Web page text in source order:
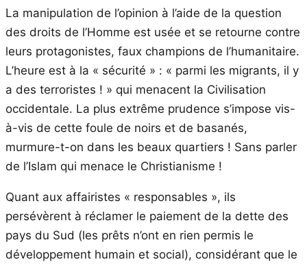
La manipulation de l’opinion à l’aide de la question
des droits de l’Homme est usée et se retourne contre
leurs protagonistes, faux champions de l’humanitaire.
L’heure est à la « sécurité » : « parmi les migrants, il y
a des terroristes ! » qui menacent la Civilisation
occidentale. La plus extrême prudence s’impose vis-
à-vis de cette foule de noirs et de basanés,
murmure-t-on dans les beaux quartiers ! Sans parler
de l’Islam qui menace le Christianisme !
Quant aux affairistes « responsables », ils
persévèrent à réclamer le paiement de la dette des
pays du Sud (les prêts n’ont en rien permis le
développement humain et social), considérant que le